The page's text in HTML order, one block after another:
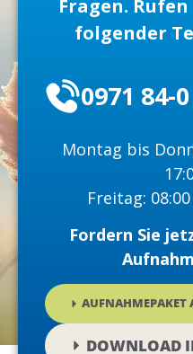
Fragen.
folgender
0971 84-0
Montag bis
Freitag:
Fordern Sie
AUFNAHMEPAKET
DOWNLOAD